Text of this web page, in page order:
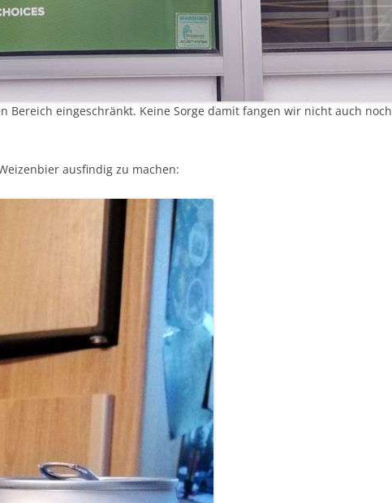
eingeschränkt. Keine Sorge damit fangen wir nicht auch noch
ausfindig zu machen: